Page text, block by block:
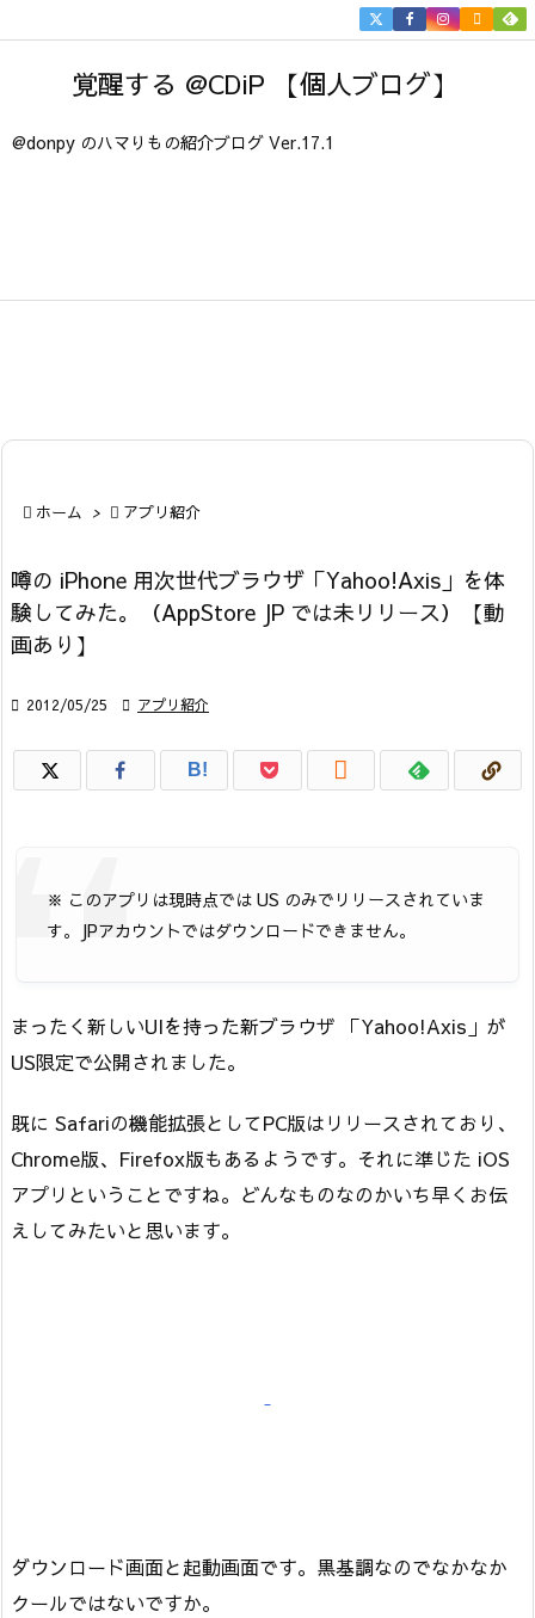
覚醒する @CDiP 【個人ブログ】
@donpy のハマりもの紹介ブログ Ver.17.1


 ホーム >  アプリ紹介
噂の iPhone 用次世代ブラウザ「Yahoo!Axis」を体
験してみた。（AppStore JP では未リリース）【動
画あり】
 2012/05/25  アプリ紹介
B! 
※ このアプリは現時点では US のみでリリースされていま
す。JPアカウントではダウンロードできません。
まったく新しいUIを持った新ブラウザ 「Yahoo!Axis」が
US限定で公開されました。
既に Safariの機能拡張としてPC版はリリースされており、
Chrome版、Firefox版もあるようです。それに準じた iOS
アプリということですね。どんなものなのかいち早くお伝
えしてみたいと思います。
ダウンロード画面と起動画面です。黒基調なのでなかなか
クールではないですか。